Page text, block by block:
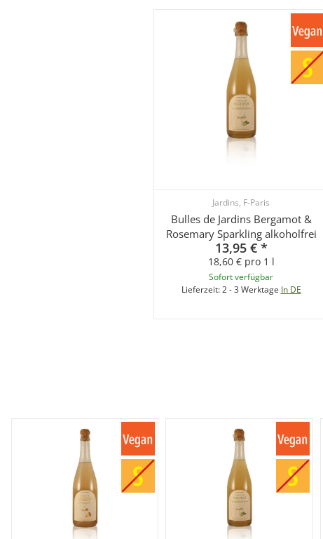
Jardins, F-Paris
Bulles de Jardins Bergamot &
Rosemary Sparkling alkoholfrei
13,95 € *
18,60 € pro 1 l
Sofort verfügbar
Lieferzeit:2 - 3 Werktage In DE